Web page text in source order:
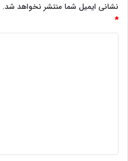
نشانی ایمیل شما منتشر نخواهد شد.
*